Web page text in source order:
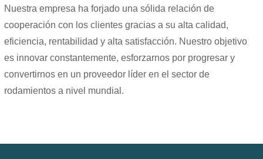
Nuestra empresa ha forjado una sólida relación de
cooperación con los clientes gracias a su alta calidad,
eficiencia, rentabilidad y alta satisfacción. Nuestro objetivo
es innovar constantemente, esforzarnos por progresar y
convertirnos en un proveedor líder en el sector de
rodamientos a nivel mundial.